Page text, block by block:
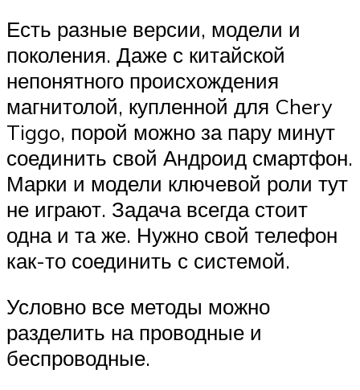
Есть разные версии, модели и
поколения. Даже с китайской
непонятного происхождения
магнитолой, купленной для Chery
Tiggo, порой можно за пару минут
соединить свой Андроид смартфон.
Марки и модели ключевой роли тут
не играют. Задача всегда стоит
одна и та же. Нужно свой телефон
как-то соединить с системой.
Условно все методы можно
разделить на проводные и
беспроводные.